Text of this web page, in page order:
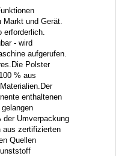
und Gerät.
- wird
aufgerufen.
Polster
% aus
enthaltenen
der Umverpackung
aus zertifizierten
Quellen